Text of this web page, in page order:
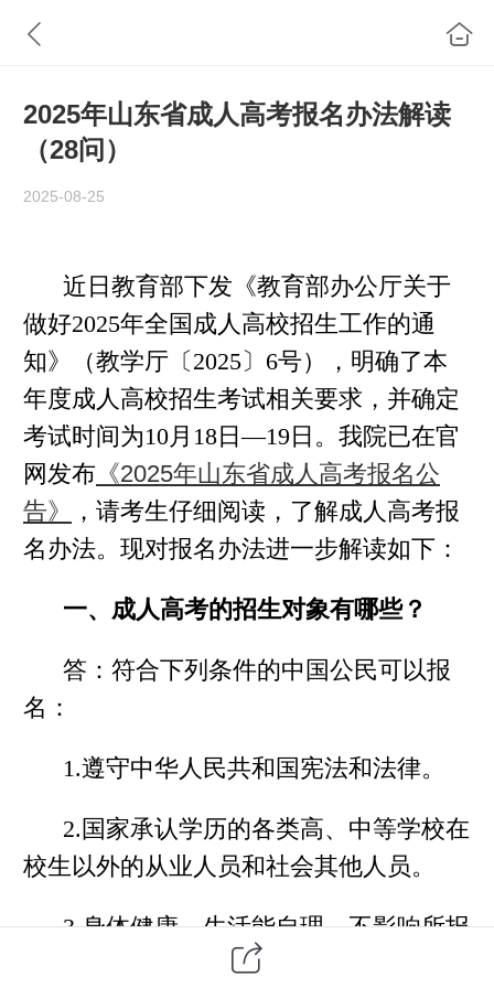
2025年山东省成人高考报名办法解读
（28问）
2025-08-25
近日教育部下发《教育部办公厅关于
做好2025年全国成人高校招生工作的通
知》（教学厅〔2025〕6号），明确了本
年度成人高校招生考试相关要求，并确定
考试时间为10月18日—19日。我院已在官
网发布 《2025年山东省成人高考报名公
告》
，请考生仔细阅读，了解成人高考报
名办法。现对报名办法进一步解读如下：
一、成人高考的招生对象有哪些？
答：符合下列条件的中国公民可以报
名：
1.遵守中华人民共和国宪法和法律。
2.国家承认学历的各类高、中等学校在
校生以外的从业人员和社会其他人员。
3.身体健康，生活能自理，不影响所报